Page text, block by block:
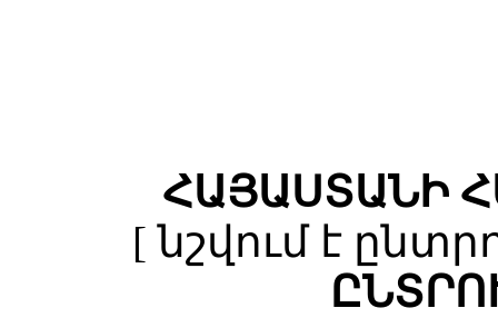
ՀԱՅԱՍՏԱՆԻ
[ նշվում է